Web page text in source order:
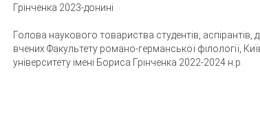
Грінченка 2023-донині
Голова наукового товариства студентів, аспірантів,
вчених Факультету романо-германської філології,
університету імені Бориса Грінченка 2022-2024 н.р.